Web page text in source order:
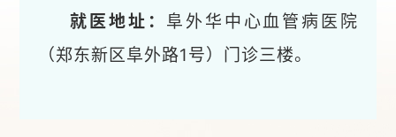
就医地址： 阜外华中心血管病医院
（郑东新区阜外路1号）门诊三楼。